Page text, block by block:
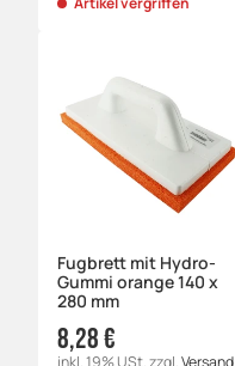
Fugbrett mit Hydro-
Gummi orange 140 x
280 mm
8,28 €